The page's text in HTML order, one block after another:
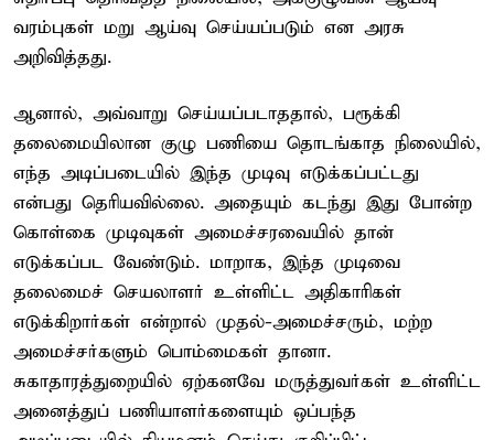
வரம்புகள் மறு ஆய்வு செய்யப்படும் என அரசு
அறிவித்தது.
ஆனால், அவ்வாறு செய்யப்படாததால், பரூக்கி
தலைமையிலான குழு பணியை தொடங்காத நிலையில்,
எந்த அடிப்படையில் இந்த முடிவு எடுக்கப்பட்டது
என்பது தெரியவில்லை. அதையும் கடந்து இது போன்ற
கொள்கை முடிவுகள் அமைச்சரவையில் தான்
எடுக்கப்பட வேண்டும். மாறாக, இந்த முடிவை
தலைமைச் செயலாளர் உள்ளிட்ட அதிகாரிகள்
எடுக்கிறார்கள் என்றால் முதல்-அமைச்சரும், மற்ற
அமைச்சர்களும் பொம்மைகள் தானா.
சுகாதாரத்துறையில் ஏற்கனவே மருத்துவர்கள் உள்ளிட்ட
அனைத்துப் பணியாளர்களையும் ஒப்பந்த